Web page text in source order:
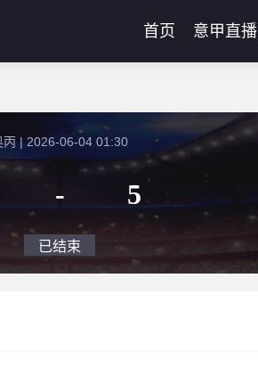
首页 意甲直播
丙 | 2026-06-04 01:30
- 5
已结束